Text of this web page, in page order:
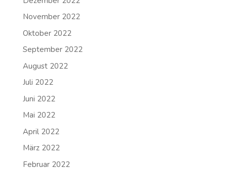
November 2022
Oktober 2022
September 2022
August 2022
Juli 2022
Juni 2022
Mai 2022
April 2022
März 2022
Februar 2022